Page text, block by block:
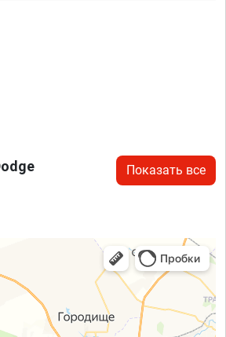
Показать все